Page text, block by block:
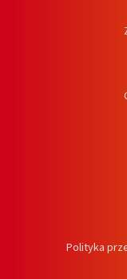
Polityka